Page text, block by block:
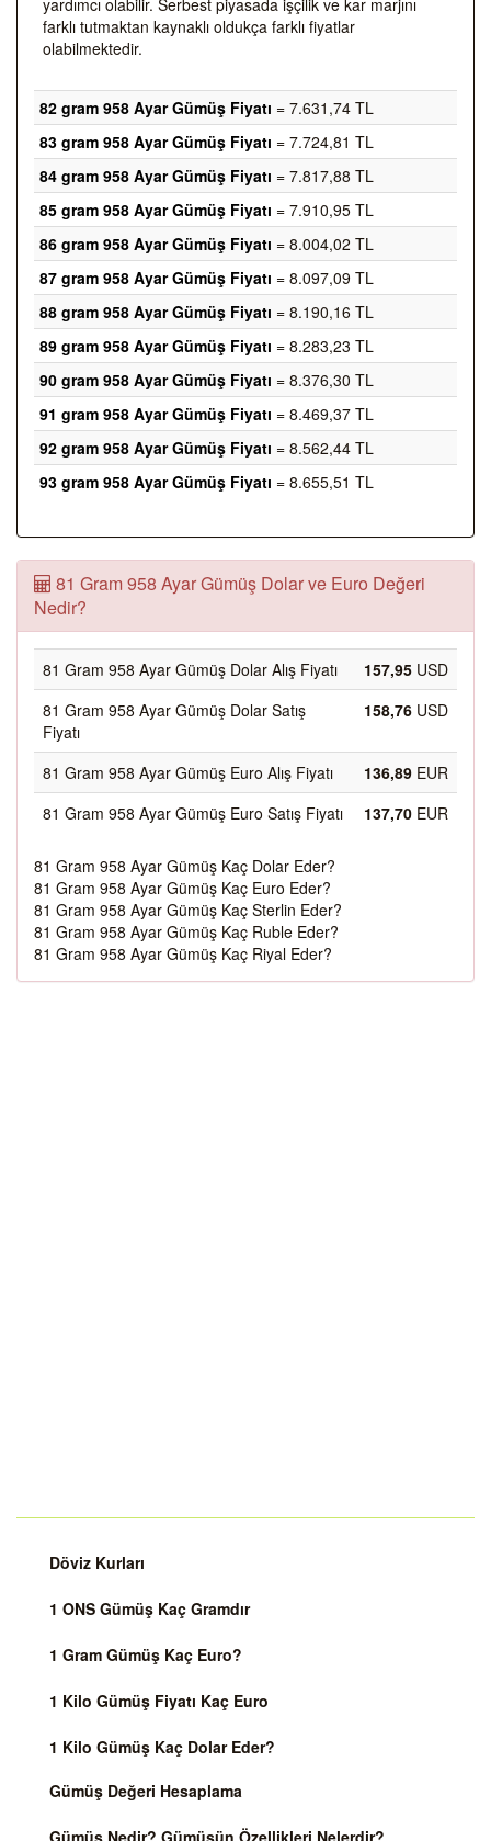
yardımcı olabilir. Serbest piyasada işçilik ve kar marjını
farklı tutmaktan kaynaklı oldukça farklı fiyatlar
olabilmektedir.
82 gram 958 Ayar Gümüş Fiyatı = 7.631,74 TL
83 gram 958 Ayar Gümüş Fiyatı = 7.724,81 TL
84 gram 958 Ayar Gümüş Fiyatı = 7.817,88 TL
85 gram 958 Ayar Gümüş Fiyatı = 7.910,95 TL
86 gram 958 Ayar Gümüş Fiyatı = 8.004,02 TL
87 gram 958 Ayar Gümüş Fiyatı = 8.097,09 TL
88 gram 958 Ayar Gümüş Fiyatı = 8.190,16 TL
89 gram 958 Ayar Gümüş Fiyatı = 8.283,23 TL
90 gram 958 Ayar Gümüş Fiyatı = 8.376,30 TL
91 gram 958 Ayar Gümüş Fiyatı = 8.469,37 TL
92 gram 958 Ayar Gümüş Fiyatı = 8.562,44 TL
93 gram 958 Ayar Gümüş Fiyatı = 8.655,51 TL
81 Gram 958 Ayar Gümüş Dolar ve Euro Değeri
Nedir?
81 Gram 958 Ayar Gümüş Dolar Alış Fiyatı 157,95 USD
81 Gram 958 Ayar Gümüş Dolar Satış
Fiyatı
158,76 USD
81 Gram 958 Ayar Gümüş Euro Alış Fiyatı 136,89 EUR
81 Gram 958 Ayar Gümüş Euro Satış Fiyatı
137,70 EUR
81 Gram 958 Ayar Gümüş Kaç Dolar Eder?
81 Gram 958 Ayar Gümüş Kaç Euro Eder?
81 Gram 958 Ayar Gümüş Kaç Sterlin Eder?
81 Gram 958 Ayar Gümüş Kaç Ruble Eder?
81 Gram 958 Ayar Gümüş Kaç Riyal Eder?
Döviz Kurları
1 ONS Gümüş Kaç Gramdır
1 Gram Gümüş Kaç Euro?
1 Kilo Gümüş Fiyatı Kaç Euro
1 Kilo Gümüş Kaç Dolar Eder?
Gümüş Değeri Hesaplama
Gümüş Nedir? Gümüşün Özellikleri Nelerdir?